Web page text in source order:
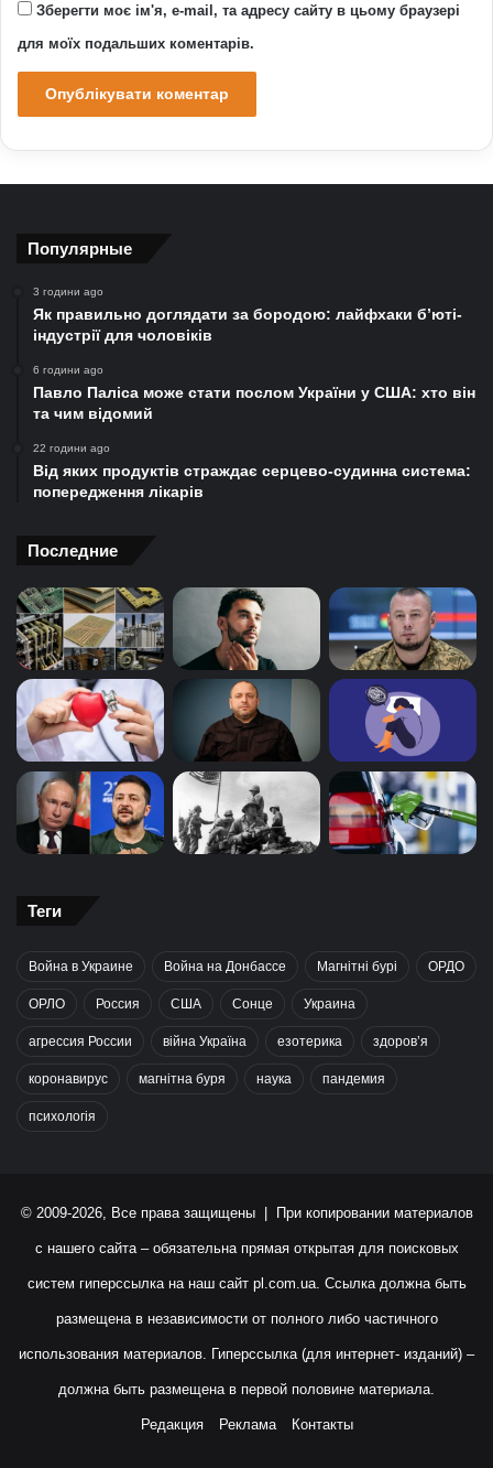
Зберегти моє ім'я, e-mail, та адресу сайту в цьому браузері
для моїх подальших коментарів.
Популярные
3 години ago
Як правильно доглядати за бородою: лайфхаки б’юті-
індустрії для чоловіків
6 години ago
Павло Паліса може стати послом України у США: хто він
та чим відомий
22 години ago
Від яких продуктів страждає серцево-судинна система:
попередження лікарів
Последние
Теги
Война в Украине Война на Донбассе Магнітні бурі ОРДО
ОРЛО Россия США Сонце Украина
агрессия России війна Україна езотерика здоров’я
коронавирус магнітна буря наука пандемия
психологія
© 2009-2026, Все права защищены | При копировании материалов
с нашего сайта – обязательна прямая открытая для поисковых
систем гиперссылка на наш сайт pl.com.ua. Ссылка должна быть
размещена в независимости от полного либо частичного
использования материалов. Гиперссылка (для интернет- изданий) –
должна быть размещена в первой половине материала.
Редакция Реклама Контакты